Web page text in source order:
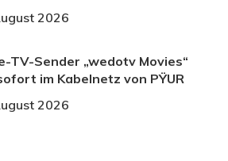
2026
TV-Sender „wedotv Movies“
im Kabelnetz von PŸUR
2026